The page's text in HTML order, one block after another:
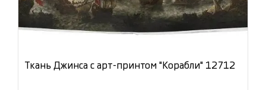
Ткань Джинса с арт-принтом "Корабли" 12712